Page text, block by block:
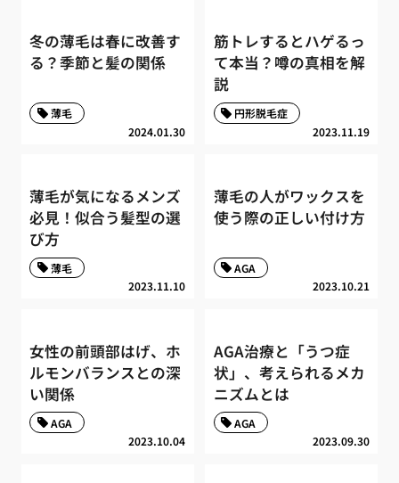
冬の薄毛は春に改善す
る？季節と髪の関係
2024.01.30
薄毛
筋トレするとハゲるっ
て本当？噂の真相を解
説
2023.11.19
円形脱毛症
薄毛が気になるメンズ
必見！似合う髪型の選
び方
2023.11.10
薄毛
薄毛の人がワックスを
使う際の正しい付け方
2023.10.21
AGA
女性の前頭部はげ、ホ
ルモンバランスとの深
い関係
2023.10.04
AGA
AGA治療と「うつ症
状」、考えられるメカ
ニズムとは
2023.09.30
AGA